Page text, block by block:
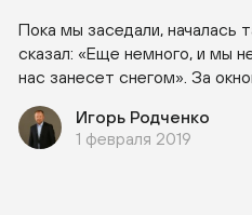
Пока мы заседали, началась
сказал: «Еще немного, и мы
нас занесет снегом». За
Игорь Родченко
1 февраля 2019